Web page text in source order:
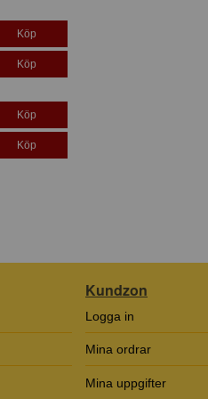
Köp
Köp
Köp
Köp
Kundzon
Logga in
Mina ordrar
Mina uppgifter